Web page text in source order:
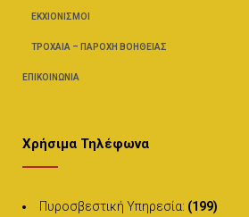
ΕΚΧΙΟΝΙΣΜΟΊ
ΤΡΟΧΑΊΑ – ΠΑΡΟΧΉ ΒΟΗΘΕΊΑΣ
ΕΠΙΚΟΙΝΩΝΊΑ
Χρήσιμα Τηλέφωνα
Πυροσβεστική Υπηρεσία: (199)